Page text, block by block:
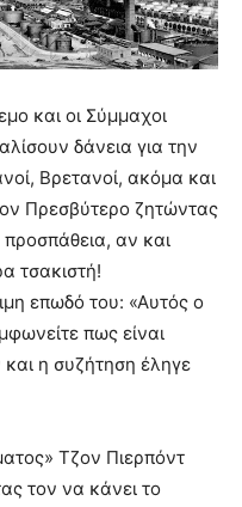
και οι Σύμμαχοι
δάνεια για την
Βρετανοί, ακόμα και
Πρεσβύτερο ζητώντας
αν και
τσακιστή!
επωδό του: «Αυτός ο
πως είναι
η συζήτηση έληγε
Τζον Πιερπόντ
τον να κάνει το